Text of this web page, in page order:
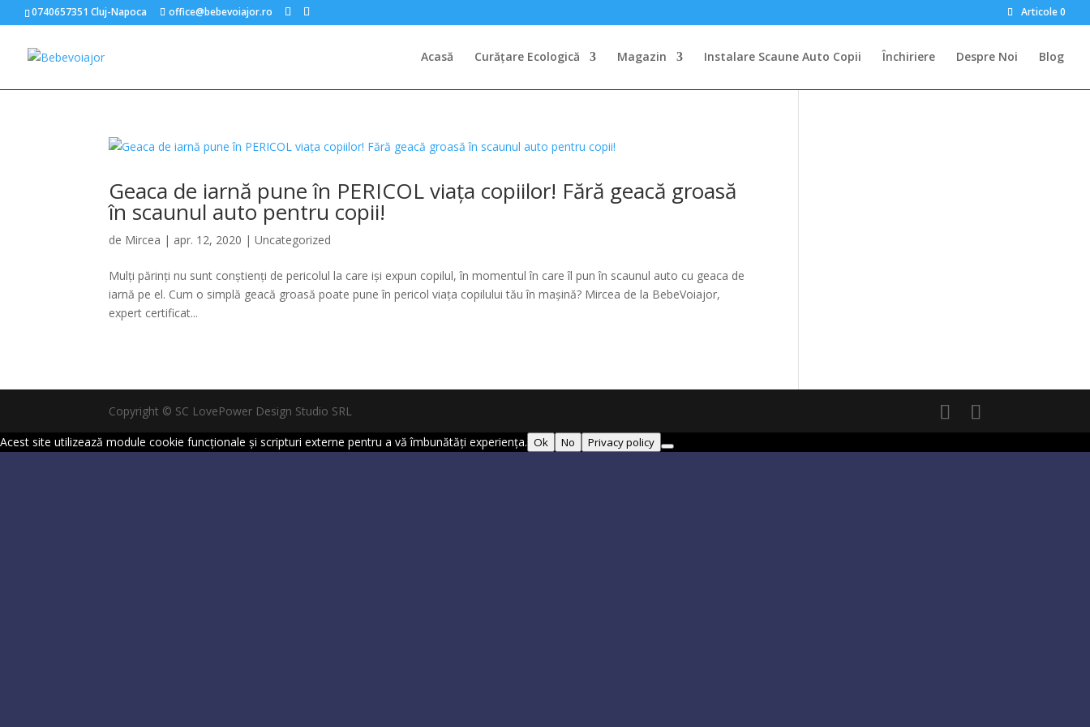
0740657351 Cluj-Napoca office@bebevoiajor.ro Articole 0
Acasă Curățare Ecologică Magazin Instalare Scaune Auto Copii Închiriere Despre Noi Blog
Geaca de iarnă pune în PERICOL viața copiilor! Fără geacă groasă
în scaunul auto pentru copii!
de Mircea | apr. 12, 2020 |Uncategorized
Mulți părinți nu sunt conștienți de pericolul la care iși expun copilul, în momentul în care îl pun în scaunul auto cu geaca de
iarnă pe el. Cum o simplă geacă groasă poate pune în pericol viața copilului tău în mașină? Mircea de la BebeVoiajor,
expert certificat...
Copyright © SC LovePower Design Studio SRL
Acest site utilizează module cookie funcționale și scripturi externe pentru a vă îmbunătăți experiența. Ok No Privacy policy